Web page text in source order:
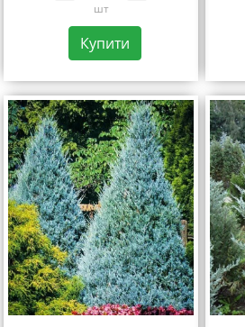
шт
Купити